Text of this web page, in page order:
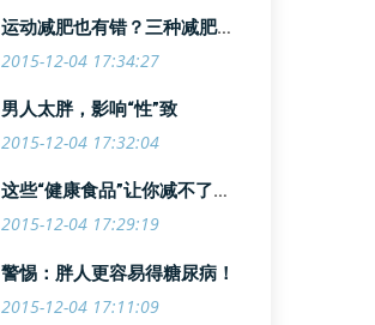
运动减肥也有错？三种减肥运
2015-12-04 17:34:27
男人太胖，影响“性”致
2015-12-04 17:32:04
这些“健康食品”让你减不了
2015-12-04 17:29:19
警惕：胖人更容易得糖尿病！
2015-12-04 17:11:09